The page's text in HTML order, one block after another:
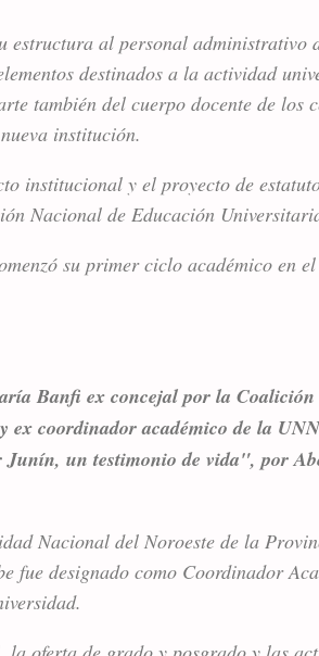
estructura al personal administrativo
destinados a la actividad
también del cuerpo docente de los
institución.
institucional y el proyecto de
Nacional de Educación
su primer ciclo académico en
Banfi ex concejal por la
coordinador académico de la
un testimonio de vida", por
Nacional del Noroeste de la
fue designado como Coordinador